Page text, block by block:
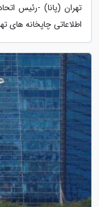
تهران (پانا) -رئیس
اطلاعاتی چاپخانه های